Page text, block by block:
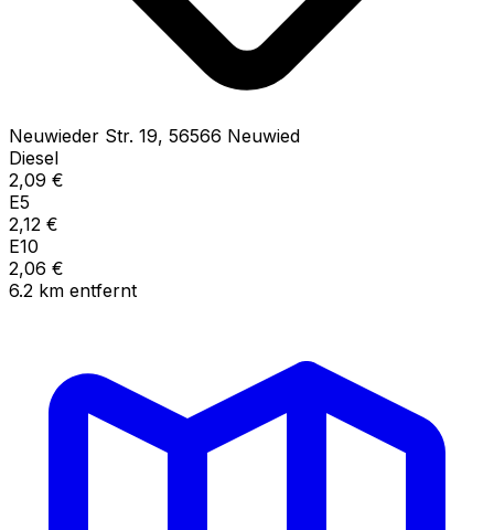
Neuwieder Str. 19, 56566 Neuwied
Diesel
2,09 €
E5
2,12 €
E10
2,06 €
6.2 km entfernt